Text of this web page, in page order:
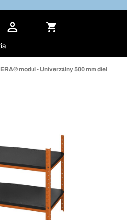
modul - Univerzálny 500 mm diel